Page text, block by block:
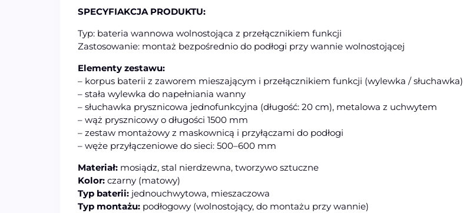
SPECYFIAKCJA PRODUKTU:
Typ: bateria wannowa wolnostojąca z przełącznikiem funkcji
Zastosowanie: montaż bezpośrednio do podłogi przy wannie wolnostojącej
Elementy zestawu:
– korpus baterii z zaworem mieszającym i przełącznikiem funkcji (wylewka / słuchawka)
– stała wylewka do napełniania wanny
– słuchawka prysznicowa jednofunkcyjna (długość: 20 cm), metalowa z uchwytem
– wąż prysznicowy o długości 1500 mm
– zestaw montażowy z maskownicą i przyłączami do podłogi
– węże przyłączeniowe do sieci: 500–600 mm
Materiał: mosiądz, stal nierdzewna, tworzywo sztuczne
Kolor: czarny (matowy)
Typ baterii: jednouchwytowa, mieszaczowa
Typ montażu: podłogowy (wolnostojący, do montażu przy wannie)